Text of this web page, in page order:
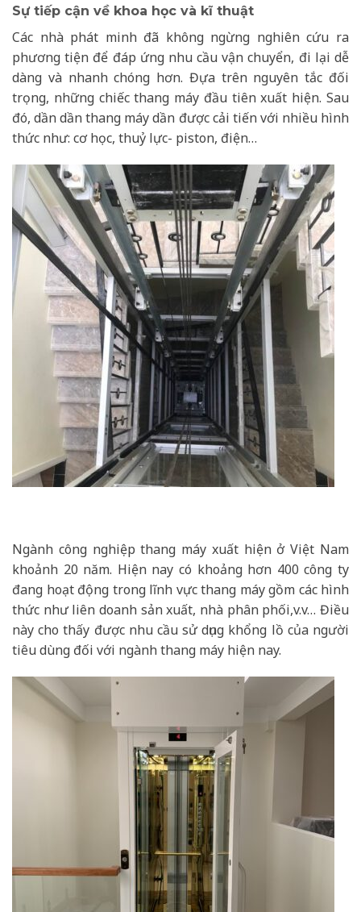
Sự tiếp cận về khoa học và kĩ thuật
Các nhà phát minh đã không ngừng nghiên cứu ra
phương tiện để đáp ứng nhu cầu vận chuyển, đi lại dễ
dàng và nhanh chóng hơn. Đựa trên nguyên tắc đối
trọng, những chiếc thang máy đầu tiên xuất hiện. Sau
đó, dần dần thang máy dần được cải tiến với nhiều hình
thức như: cơ học, thuỷ lực- piston, điện…
Ngành công nghiệp thang máy xuất hiện ở Việt Nam
khoảnh 20 năm. Hiện nay có khoảng hơn 400 công ty
đang hoạt động trong lĩnh vực thang máy gồm các hình
thức như liên doanh sản xuất, nhà phân phối,v.v… Điều
này cho thấy được nhu cầu sử dụng khổng lồ của người
tiêu dùng đối với ngành thang máy hiện nay.